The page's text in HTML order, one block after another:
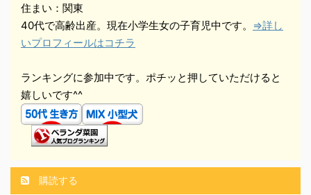
住まい：関東
40代で高齢出産。現在小学生女の子育児中です。 ⇒詳し
いプロフィールはコチラ
ランキングに参加中です。ポチッと押していただけると
嬉しいです^^
購読する